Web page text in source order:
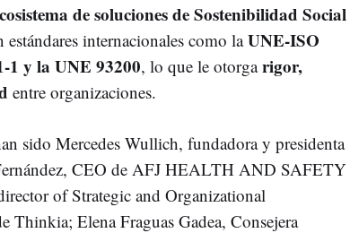
de soluciones de Sostenibilidad Social
estándares internacionales como laUNE-ISO
1 y la UNE 93200, lo que le otorgarigor,
entre organizaciones.
sido Mercedes Wullich, fundadora y presidenta
CEO de AFJ HEALTH AND SAFETY
of Strategic and Organizational
Elena Fraguas Gadea, Consejera